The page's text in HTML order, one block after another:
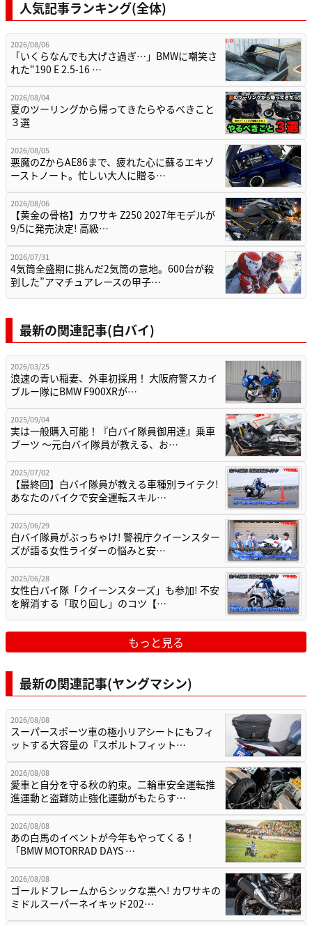
人気記事ランキング(全体)
2026/08/06
「いくらなんでも大げさ過ぎ…」BMWに嘲笑さ
れた“190 E 2.5-16 …
2026/08/04
夏のツーリングから帰ってきたらやるべきこと
３選
2026/08/05
悪魔のZからAE86まで、疲れた心に蘇るエキゾ
ーストノート。忙しい大人に贈る…
2026/08/06
【黄金の骨格】カワサキ Z250 2027年モデルが
9/5に発売決定! 高級…
2026/07/31
4気筒全盛期に挑んだ2気筒の意地。600台が殺
到した”アマチュアレースの甲子…
最新の関連記事(白バイ)
2026/03/25
浪速の青い稲妻、外車初採用！ 大阪府警スカイ
ブルー隊にBMW F900XRが…
2025/09/04
実は一般購入可能！『白バイ隊員御用達』乗車
ブーツ ～元白バイ隊員が教える、お…
2025/07/02
【最終回】白バイ隊員が教える車種別ライテク!
あなたのバイクで安全運転スキル…
2025/06/29
白バイ隊員がぶっちゃけ! 警視庁クイーンスター
ズが語る女性ライダーの悩みと安…
2025/06/28
女性白バイ隊「クイーンスターズ」も参加! 不安
を解消する「取り回し」のコツ【…
もっと見る
最新の関連記事(ヤングマシン)
2026/08/08
スーパースポーツ車の極小リアシートにもフィ
ットする大容量の『スポルトフィット…
2026/08/08
愛車と自分を守る秋の約束。二輪車安全運転推
進運動と盗難防止強化運動がもたらす…
2026/08/08
あの白馬のイベントが今年もやってくる！
「BMW MOTORRAD DAYS …
2026/08/08
ゴールドフレームからシックな黒へ! カワサキの
ミドルスーパーネイキッド202…